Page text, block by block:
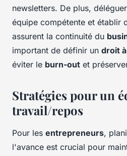
newsletters. De plus,
équipe compétente et établir
assurent la continuité du
important de définir un droit
éviter le burn-out et
Stratégies pour un
travail/repos
Pour les entrepreneurs,
l'avance est crucial pour